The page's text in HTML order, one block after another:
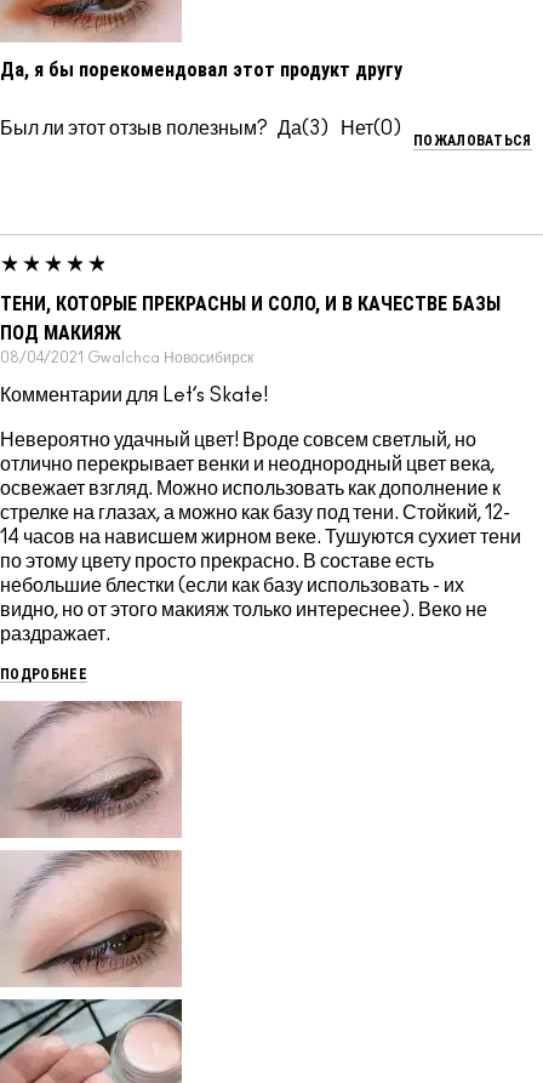
Да, я бы порекомендовал этот продукт другу
Был ли этот отзыв полезным? 3 0
ПОЖАЛОВАТЬСЯ
ТЕНИ, КОТОРЫЕ ПРЕКРАСНЫ И СОЛО, И В КАЧЕСТВЕ БАЗЫ
ПОД МАКИЯЖ
08/04/2021 Gwalchca Новосибирск
Комментарии для Let’s Skate!
Невероятно удачный цвет! Вроде совсем светлый, но
отлично перекрывает венки и неоднородный цвет века,
освежает взгляд. Можно использовать как дополнение к
стрелке на глазах, а можно как базу под тени. Стойкий, 12-
14 часов на нависшем жирном веке. Тушуются сухиет тени
по этому цвету просто прекрасно. В составе есть
небольшие блестки (если как базу использовать - их
видно, но от этого макияж только интереснее). Веко не
раздражает.
ПОДРОБНЕЕ